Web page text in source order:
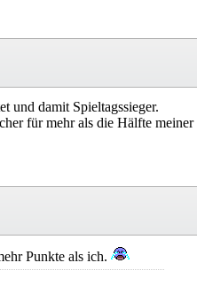
und damit Spieltagssieger.
für mehr als die Hälfte meiner
Punkte als ich.